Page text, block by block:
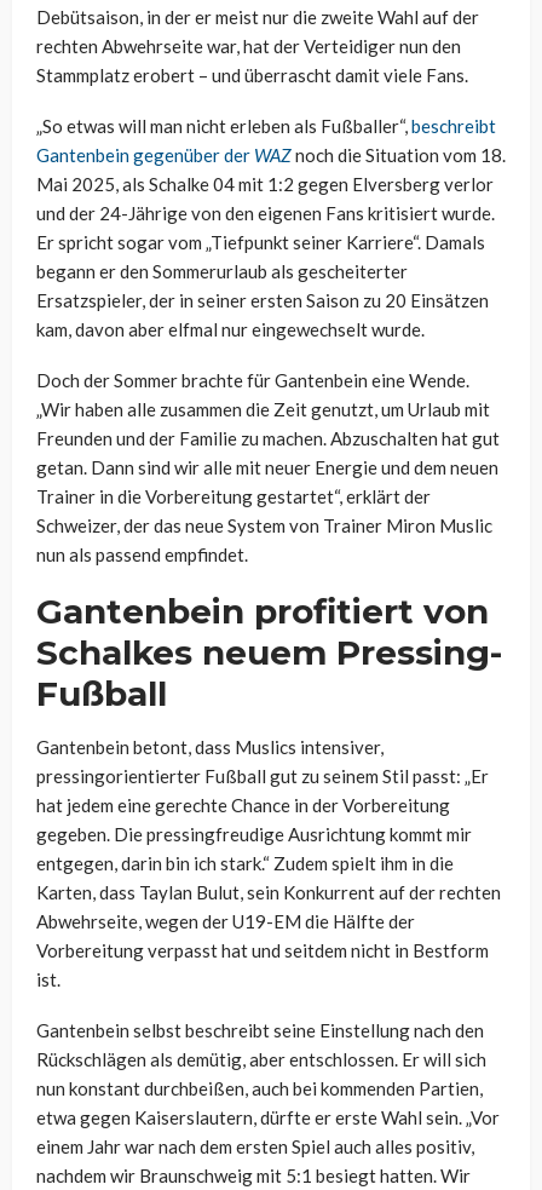
Debütsaison, in der er meist nur die zweite Wahl auf der
rechten Abwehrseite war, hat der Verteidiger nun den
Stammplatz erobert – und überrascht damit viele Fans.
„So etwas will man nicht erleben als Fußballer“,beschreibt
Gantenbein gegenüber der WAZnoch die Situation vom 18.
Mai 2025, als Schalke 04 mit 1:2 gegen Elversberg verlor
und der 24-Jährige von den eigenen Fans kritisiert wurde.
Er spricht sogar vom „Tiefpunkt seiner Karriere“. Damals
begann er den Sommerurlaub als gescheiterter
Ersatzspieler, der in seiner ersten Saison zu 20 Einsätzen
kam, davon aber elfmal nur eingewechselt wurde.
Doch der Sommer brachte für Gantenbein eine Wende.
„Wir haben alle zusammen die Zeit genutzt, um Urlaub mit
Freunden und der Familie zu machen. Abzuschalten hat gut
getan. Dann sind wir alle mit neuer Energie und dem neuen
Trainer in die Vorbereitung gestartet“, erklärt der
Schweizer, der das neue System von Trainer Miron Muslic
nun als passend empfindet.
Gantenbein profitiert von
Schalkes neuem Pressing-
Fußball
Gantenbein betont, dass Muslics intensiver,
pressingorientierter Fußball gut zu seinem Stil passt: „Er
hat jedem eine gerechte Chance in der Vorbereitung
gegeben. Die pressingfreudige Ausrichtung kommt mir
entgegen, darin bin ich stark.“ Zudem spielt ihm in die
Karten, dass Taylan Bulut, sein Konkurrent auf der rechten
Abwehrseite, wegen der U19-EM die Hälfte der
Vorbereitung verpasst hat und seitdem nicht in Bestform
ist.
Gantenbein selbst beschreibt seine Einstellung nach den
Rückschlägen als demütig, aber entschlossen. Er will sich
nun konstant durchbeißen, auch bei kommenden Partien,
etwa gegen Kaiserslautern, dürfte er erste Wahl sein. „Vor
einem Jahr war nach dem ersten Spiel auch alles positiv,
nachdem wir Braunschweig mit 5:1 besiegt hatten. Wir